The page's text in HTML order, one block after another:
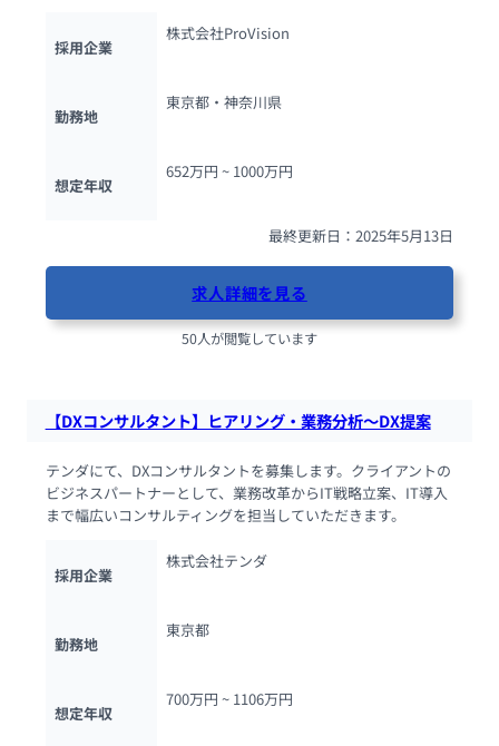
採用企業
株式会社ProVision
勤務地
東京都・神奈川県
想定年収
652万円 ~ 1000万円
最終更新日：2025年5月13日
求人詳細を見る
50人が閲覧しています
【DXコンサルタント】ヒアリング・業務分析～DX提案
テンダにて、DXコンサルタントを募集します。クライアントの
ビジネスパートナーとして、業務改革からIT戦略立案、IT導入
まで幅広いコンサルティングを担当していただきます。
採用企業
株式会社テンダ
勤務地
東京都
想定年収
700万円 ~ 1106万円